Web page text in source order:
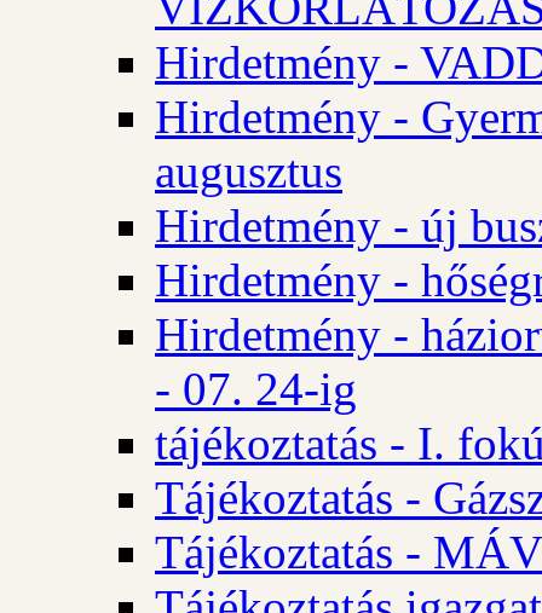
Hirdetmény -
Hirdetmény -
augusztus
Hirdetmény - új
Hirdetmény -
Hirdetmény -
- 07. 24-ig
tájékoztatás - I.
Tájékoztatás -
Tájékoztatás -